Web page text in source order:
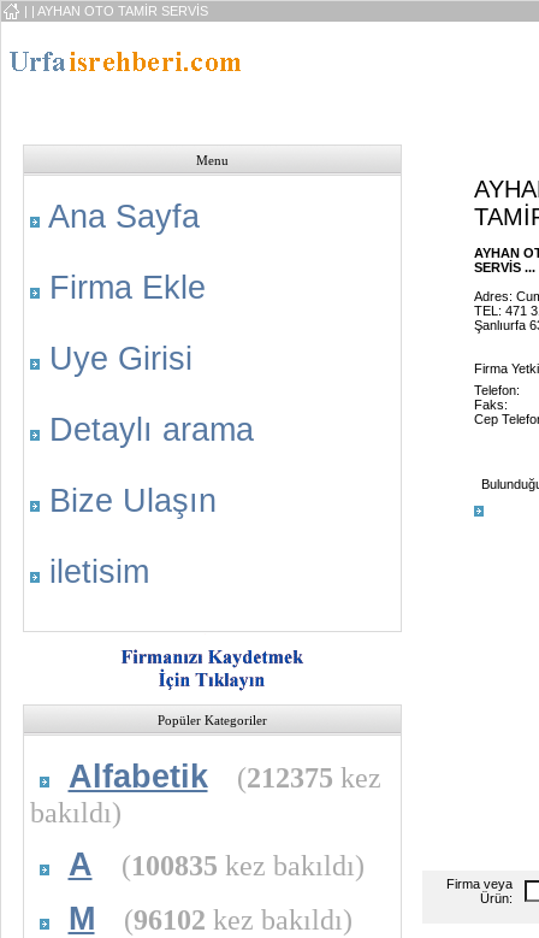
| | AYHAN OTO TAMİR SERVİS
Menu
Ana Sayfa
Firma Ekle
Uye Girisi
Detaylı arama
Bize Ulaşın
iletisim
Popüler Kategoriler
Alfabetik (212375 kez
bakıldı)
A (100835 kez bakıldı)
M (96102 kez bakıldı)
AYHAN
SERVİS ...
Adres:
TEL: 471
Şanlıurfa
Firma
Telefon:
Faks:
Cep
Firma veya
Ürün: